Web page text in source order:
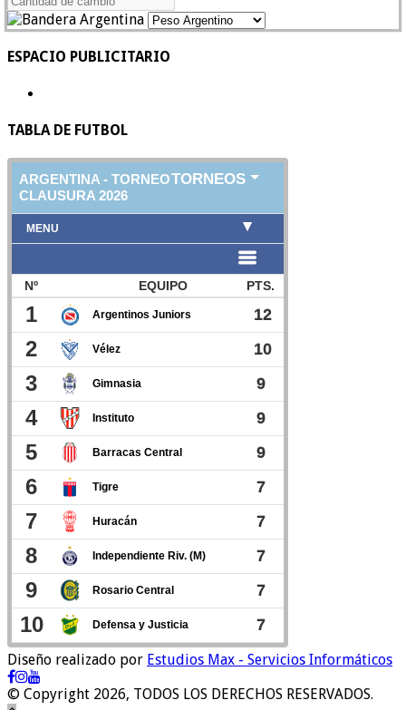
ESPACIO PUBLICITARIO
TABLA DE FUTBOL
Diseño realizado por Estudios Max - Servicios Informáticos
© Copyright 2026, TODOS LOS DERECHOS RESERVADOS.